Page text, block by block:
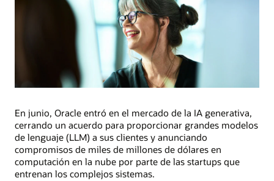
En junio, Oracle entró en el mercado de la IA generativa,
cerrando un acuerdo para proporcionar grandes modelos
de lenguaje (LLM) a sus clientes y anunciando
compromisos de miles de millones de dólares en
computación en la nube por parte de las startups que
entrenan los complejos sistemas.